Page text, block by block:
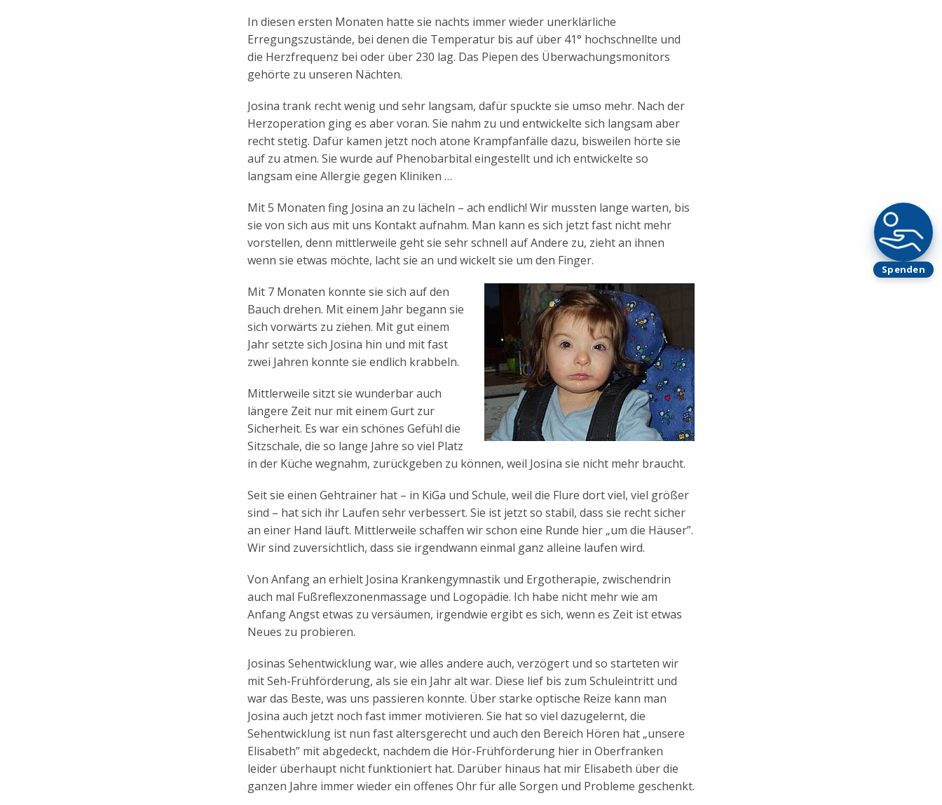
In diesen ersten Monaten hatte sie nachts immer wieder unerklärliche
Erregungszustände, bei denen die Temperatur bis auf über 41° hochschnellte und
die Herzfrequenz bei oder über 230 lag. Das Piepen des Überwachungsmonitors
gehörte zu unseren Nächten.
Josina trank recht wenig und sehr langsam, dafür spuckte sie umso mehr. Nach der
Herzoperation ging es aber voran. Sie nahm zu und entwickelte sich langsam aber
recht stetig. Dafür kamen jetzt noch atone Krampfanfälle dazu, bisweilen hörte sie
auf zu atmen. Sie wurde auf Phenobarbital eingestellt und ich entwickelte so
langsam eine Allergie gegen Kliniken …
Mit 5 Monaten fing Josina an zu lächeln – ach endlich! Wir mussten lange warten, bis
sie von sich aus mit uns Kontakt aufnahm. Man kann es sich jetzt fast nicht mehr
vorstellen, denn mittlerweile geht sie sehr schnell auf Andere zu, zieht an ihnen
wenn sie etwas möchte, lacht sie an und wickelt sie um den Finger.
Mit 7 Monaten konnte sie sich auf den
Bauch drehen. Mit einem Jahr begann sie
sich vorwärts zu ziehen. Mit gut einem
Jahr setzte sich Josina hin und mit fast
zwei Jahren konnte sie endlich krabbeln.
Mittlerweile sitzt sie wunderbar auch
längere Zeit nur mit einem Gurt zur
Sicherheit. Es war ein schönes Gefühl die
Sitzschale, die so lange Jahre so viel Platz
in der Küche wegnahm, zurückgeben zu können, weil Josina sie nicht mehr braucht.
Seit sie einen Gehtrainer hat – in KiGa und Schule, weil die Flure dort viel, viel größer
sind – hat sich ihr Laufen sehr verbessert. Sie ist jetzt so stabil, dass sie recht sicher
an einer Hand läuft. Mittlerweile schaffen wir schon eine Runde hier „um die Häuser”.
Wir sind zuversichtlich, dass sie irgendwann einmal ganz alleine laufen wird.
Von Anfang an erhielt Josina Krankengymnastik und Ergotherapie, zwischendrin
auch mal Fußreflexzonenmassage und Logopädie. Ich habe nicht mehr wie am
Anfang Angst etwas zu versäumen, irgendwie ergibt es sich, wenn es Zeit ist etwas
Neues zu probieren.
Josinas Sehentwicklung war, wie alles andere auch, verzögert und so starteten wir
mit Seh-Frühförderung, als sie ein Jahr alt war. Diese lief bis zum Schuleintritt und
war das Beste, was uns passieren konnte. Über starke optische Reize kann man
Josina auch jetzt noch fast immer motivieren. Sie hat so viel dazugelernt, die
Sehentwicklung ist nun fast altersgerecht und auch den Bereich Hören hat „unsere
Elisabeth” mit abgedeckt, nachdem die Hör-Frühförderung hier in Oberfranken
leider überhaupt nicht funktioniert hat. Darüber hinaus hat mir Elisabeth über die
ganzen Jahre immer wieder ein offenes Ohr für alle Sorgen und Probleme geschenkt.
Spenden